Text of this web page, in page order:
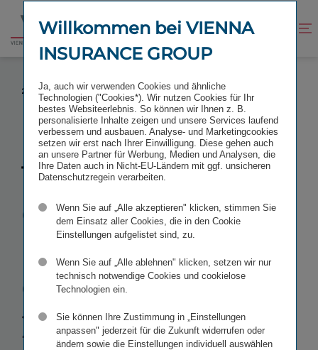
Inhalt
springen
Fußzeile
springen
Zur
Startseite
Kontrast
THE FINEST CEELECTION EQUITY CONFERENCE
2026
The Finest
CEElection
Equity
Conference
2026
Willkommen bei VIENNA
INSURANCE GROUP
Ja, auch wir verwenden Cookies und ähnliche
Technologien ("Cookies*). Wir nutzen Cookies für Ihr
bestes Websiteerlebnis. So können wir Ihnen z. B.
personalisierte Inhalte zeigen und unsere Services laufend
verbessern und ausbauen. Analyse- und Marketingcookies
setzen wir erst nach Ihrer Einwilligung. Diese gehen auch
an unsere Partner für Werbung, Medien und Analysen, die
Ihre Daten auch in Nicht-EU-Ländern mit ggf. unsicheren
Datenschutzregein verarbeiten.
Wenn Sie auf „Alle akzeptieren" klicken, stimmen Sie
dem Einsatz aller Cookies, die in den Cookie
Einstellungen aufgelistet sind, zu.
Wenn Sie auf „Alle ablehnen" klicken, setzen wir nur
technisch notwendige Cookies und cookielose
Technologien ein.
Sie können Ihre Zustimmung in „Einstellungen
anpassen" jederzeit für die Zukunft widerrufen oder
ändern sowie die Einstellungen individuell auswählen